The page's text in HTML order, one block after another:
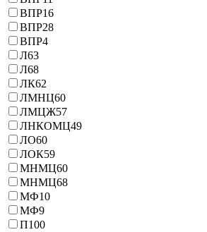
ВПР16
ВПР28
ВПР4
Л63
Л68
ЛК62
ЛМНЦ60
ЛМЦЖ57
ЛНКОМЦ49
ЛО60
ЛОК59
МНМЦ60
МНМЦ68
МФ10
МФ9
П100